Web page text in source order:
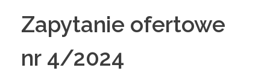
Zapytanie ofertowe
nr 4/2024